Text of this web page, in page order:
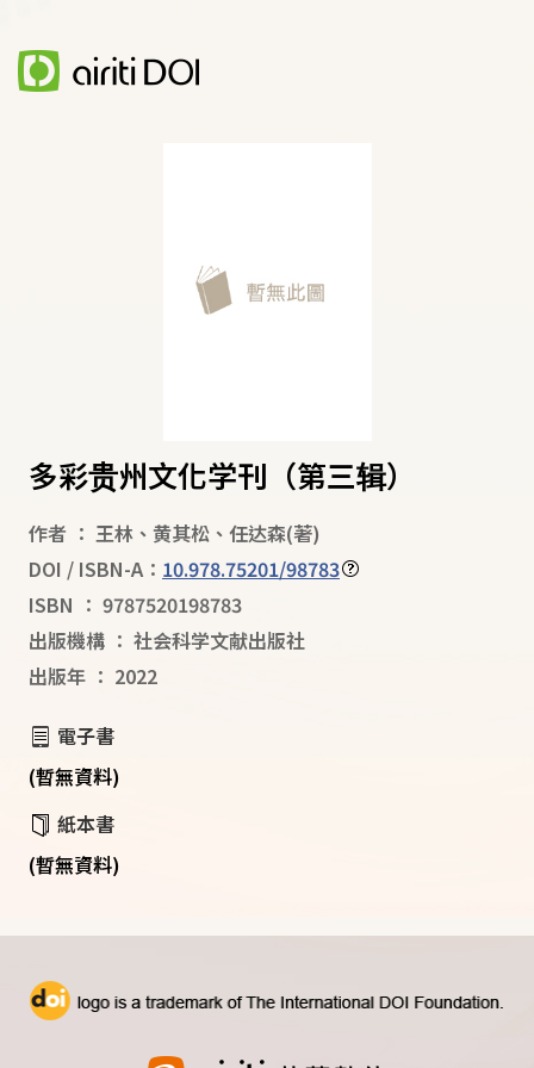
多彩贵州文化学刊（第三辑）
作者 ： 王林 、 黄其松 、 任达森(著)
DOI / ISBN-A： 10.978.75201/98783
ISBN ： 9787520198783
出版機構 ： 社会科学文献出版社
出版年 ： 2022
電子書
(暫無資料)
紙本書
(暫無資料)